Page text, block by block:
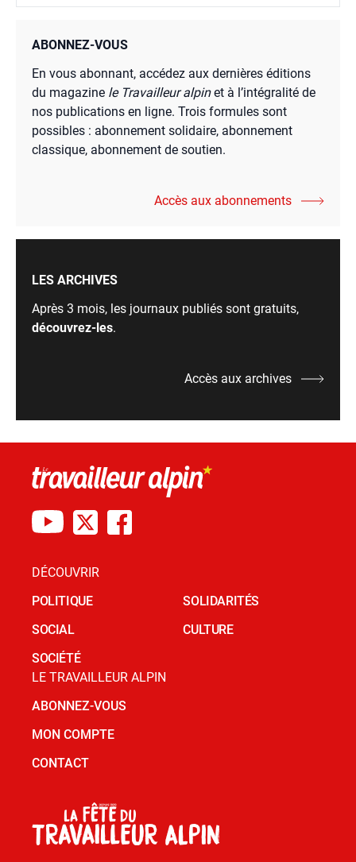
ABONNEZ-VOUS
En vous abonnant, accédez aux dernières éditions
du magazine le Travailleur alpinet à l’intégralité de
nos publications en ligne. Trois formules sont
possibles : abonnement solidaire, abonnement
classique, abonnement de soutien.
Accès aux abonnements
LES ARCHIVES
Après 3 mois, les journaux publiés sont gratuits,
découvrez-les.
Accès aux archives
DÉCOUVRIR
POLITIQUE
SOCIAL
SOCIÉTÉ
SOLIDARITÉS
CULTURE
LE TRAVAILLEUR ALPIN
ABONNEZ-VOUS
MON COMPTE
CONTACT